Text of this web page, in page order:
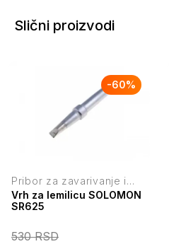
Slični proizvodi
-60%
Pribor za zavarivanje i
lemljenje
Vrh za lemilicu SOLOMON
SR625
530RSD